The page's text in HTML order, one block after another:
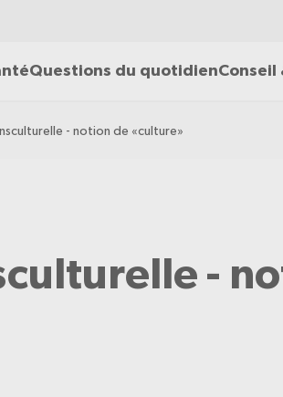
Questions du quotidienConseil
- notion de «culture»
-